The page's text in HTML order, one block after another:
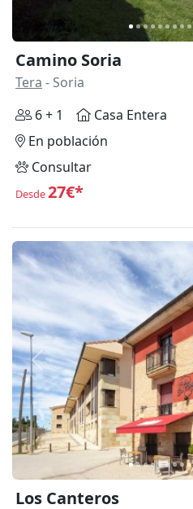
Camino Soria
Tera - Soria
6 + 1
Casa Entera
En población
Consultar
Desde27€*
Anterior
Los Canteros